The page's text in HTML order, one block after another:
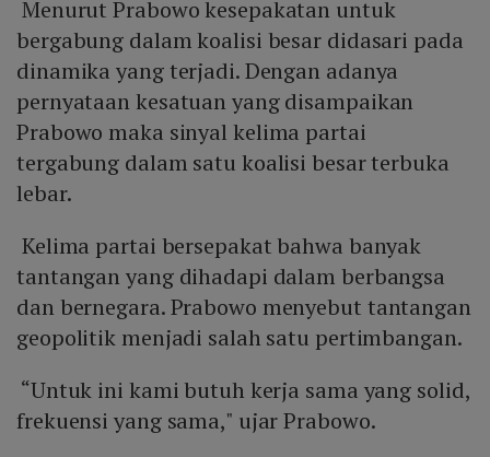
Menurut Prabowo kesepakatan untuk
bergabung dalam koalisi besar didasari pada
dinamika yang terjadi. Dengan adanya
pernyataan kesatuan yang disampaikan
Prabowo maka sinyal kelima partai
tergabung dalam satu koalisi besar terbuka
lebar.
Kelima partai bersepakat bahwa banyak
tantangan yang dihadapi dalam berbangsa
dan bernegara. Prabowo menyebut tantangan
geopolitik menjadi salah satu pertimbangan.
“Untuk ini kami butuh kerja sama yang solid,
frekuensi yang sama," ujar Prabowo.